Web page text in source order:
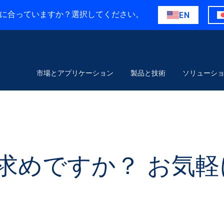
合っていますか？選択してください。 EN
市場とアプリケーション 製品と技術 ソリューシ
めですか？ お気